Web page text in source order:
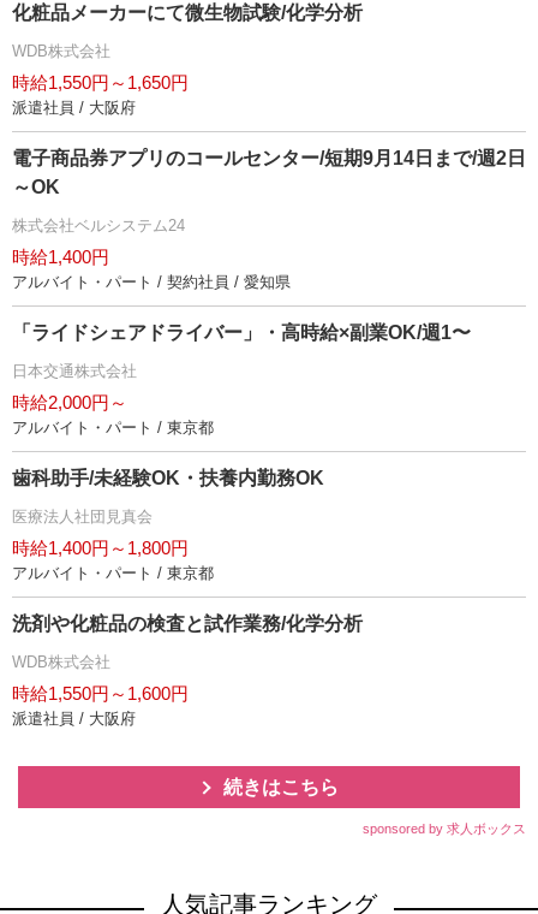
化粧品メーカーにて微生物試験/化学分析
WDB株式会社
時給1,550円～1,650円
派遣社員 / 大阪府
電子商品券アプリのコールセンター/短期9月14日まで/週2日
～OK
株式会社ベルシステム24
時給1,400円
アルバイト・パート / 契約社員 / 愛知県
「ライドシェアドライバー」・高時給×副業OK/週1〜
日本交通株式会社
時給2,000円～
アルバイト・パート / 東京都
歯科助手/未経験OK・扶養内勤務OK
医療法人社団見真会
時給1,400円～1,800円
アルバイト・パート / 東京都
洗剤や化粧品の検査と試作業務/化学分析
WDB株式会社
時給1,550円～1,600円
派遣社員 / 大阪府
続きはこちら
sponsored by 求人ボックス
人気記事ランキング